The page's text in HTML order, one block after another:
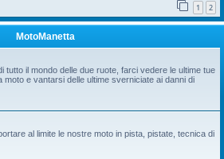
1 2
MotoManetta
tutto il mondo delle due ruote, farci vedere le ultime tue
moto e vantarsi delle ultime sverniciate ai danni di
al limite le nostre moto in pista, pistate, tecnica di